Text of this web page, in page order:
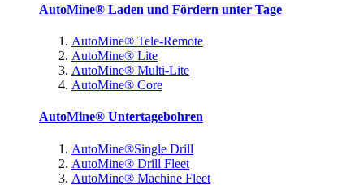
AutoMine® Laden und Fördern unter Tage
AutoMine® Tele-Remote
AutoMine® Lite
AutoMine® Multi-Lite
AutoMine® Core
AutoMine® Untertagebohren
AutoMine®Single Drill
AutoMine® Drill Fleet
AutoMine® Machine Fleet